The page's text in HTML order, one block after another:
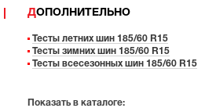
ДОПОЛНИТЕЛЬНО
Тесты летних шин 185/60 R15
Тесты зимних шин 185/60 R15
Тесты всесезонных шин 185/60 R15
Показать в каталоге: